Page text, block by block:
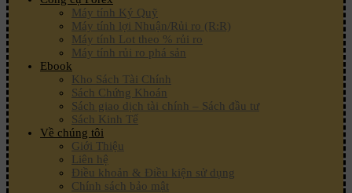
Máy tính Ký Quỹ
Máy tính lợi Nhuận/Rủi ro (R:R)
Máy tính Lot theo % rủi ro
Máy tính rủi ro phá sản
Ebook
Kho Sách Tài Chính
Sách Chứng Khoán
Sách giao dịch tài chính – Sách đầu tư
Sách Kinh Tế
Về chúng tôi
Giới Thiệu
Liên hệ
Điều khoản & Điều kiện sử dụng
Chính sách bảo mật